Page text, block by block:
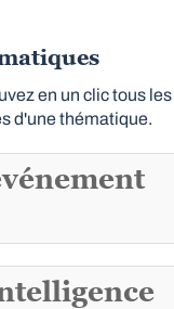
en un clic tous les
d'une thématique.